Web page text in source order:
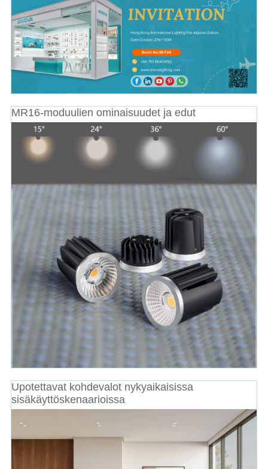
MR16-moduulien ominaisuudet ja edut
Upotettavat kohdevalot nykyaikaisissa
sisäkäyttöskenaarioissa